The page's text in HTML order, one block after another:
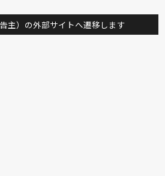
主）の外部サイトへ遷移します